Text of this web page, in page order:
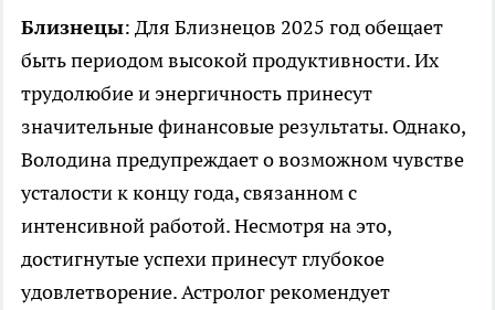
Близнецы: Для Близнецов 2025 год обещает
быть периодом высокой продуктивности. Их
трудолюбие и энергичность принесут
значительные финансовые результаты. Однако,
Володина предупреждает о возможном чувстве
усталости к концу года, связанном с
интенсивной работой. Несмотря на это,
достигнутые успехи принесут глубокое
удовлетворение. Астролог рекомендует